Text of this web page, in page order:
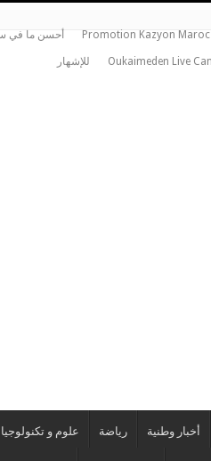
Promotion Kazyon Maroc أحسن ما في
للإشهار
أخبار وطنية رياضة علوم و تكنولوجيا